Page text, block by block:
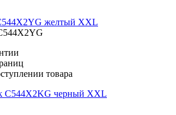
желтый XXL
товара